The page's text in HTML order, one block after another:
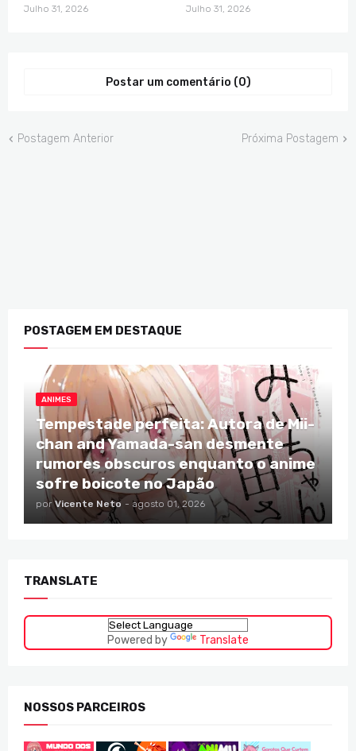
Julho 31, 2026 Julho 31, 2026
Postar um comentário (0)
Postagem Anterior Próxima Postagem
POSTAGEM EM DESTAQUE
ANIMES
Tempestade perfeita: Autora de Mii-
chan and Yamada-san desmente
rumores obscuros enquanto o anime
sofre boicote no Japão
por Vicente Neto - agosto 01, 2026
TRANSLATE
Powered by Translate
NOSSOS PARCEIROS